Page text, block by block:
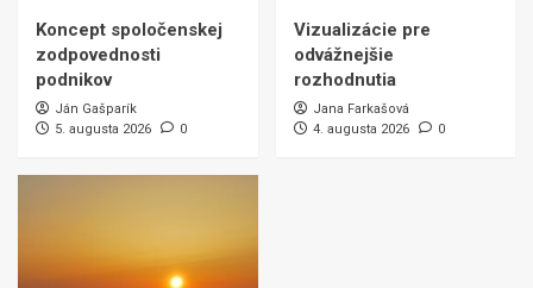
Koncept spoločenskej
zodpovednosti
podnikov
Ján Gašparík
5. augusta 2026
0
Vizualizácie pre
odvážnejšie
rozhodnutia
Jana Farkašová
4. augusta 2026
0